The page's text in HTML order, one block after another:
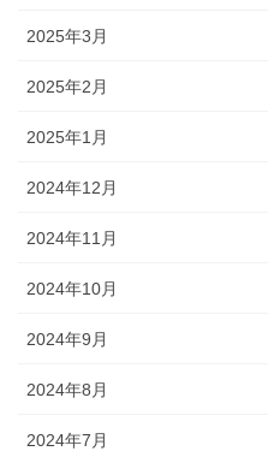
2025年3月
2025年2月
2025年1月
2024年12月
2024年11月
2024年10月
2024年9月
2024年8月
2024年7月